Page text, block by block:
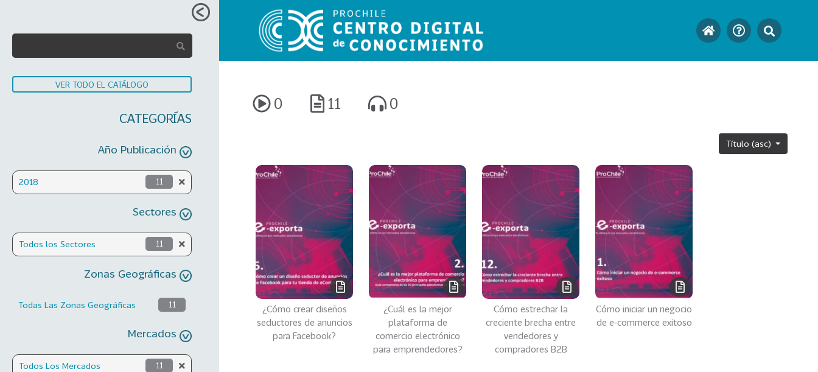
VER TODO EL CATÁLOGO
CATEGORÍAS
Año Publicación
2018 11
Sectores
Todos los Sectores 11
Zonas Geográficas
Todas Las Zonas Geográficas 11
Mercados
Todos Los Mercados 11
0 11 0
Título (asc)
¿Cómo crear diseños
seductores de anuncios
para Facebook?
¿Cuál es la mejor
plataforma de
comercio electrónico
para emprendedores?
Cómo estrechar la
creciente brecha entre
vendedores y
compradores B2B
Cómo iniciar un negocio
de e-commerce exitoso